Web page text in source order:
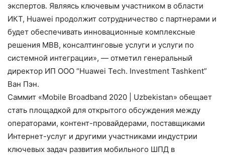
экспертов. Являясь ключевым участником в области
ИКТ, Huawei продолжит сотрудничество с партнерами и
будет обеспечивать инновационные комплексные
решения MBB, консалтинговые услуги и услуги по
системной интеграции», — отметил генеральный
директор ИП ООО “Huawei Tech. Investment Tashkent”
Ван Пэн.
Саммит «Mobile Broadband 2020 | Uzbekistan» обещает
стать площадкой для открытого обсуждения между
операторами, контент-провайдерами, поставщиками
Интернет-услуг и другими участниками индустрии
ключевых задач развития мобильного ШПД в